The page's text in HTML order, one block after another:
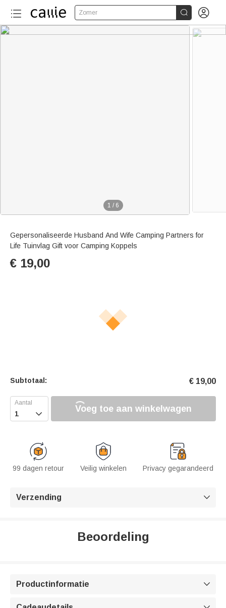
Zomer  
1 / 6
Gepersonaliseerde Husband And Wife Camping Partners for
Life Tuinvlag Gift voor Camping Koppels
€ 19,00
Subtotaal: € 19,00
 Voeg toe aan winkelwagen
99 dagen retour Veilig winkelen Privacy gegarandeerd
Verzending 
Beoordeling
Productinformatie 